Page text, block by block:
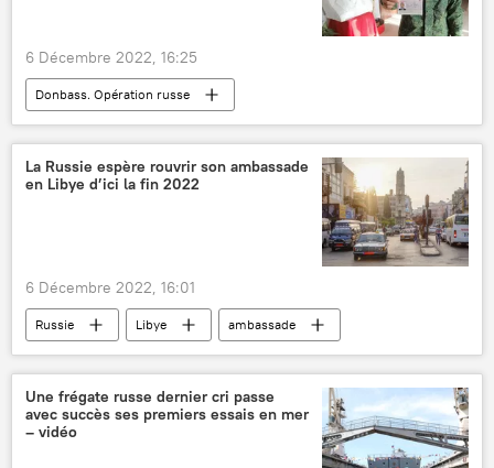
6 Décembre 2022, 16:25
Donbass. Opération russe
Afrique subsaharienne
Ouganda
Ukraine
Crimée communistes
La Russie espère rouvrir son ambassade
en Libye d’ici la fin 2022
6 Décembre 2022, 16:01
Russie Libye
ambassade
Tripoli (Libye)
Tunisie
Une frégate russe dernier cri passe
avec succès ses premiers essais en mer
– vidéo